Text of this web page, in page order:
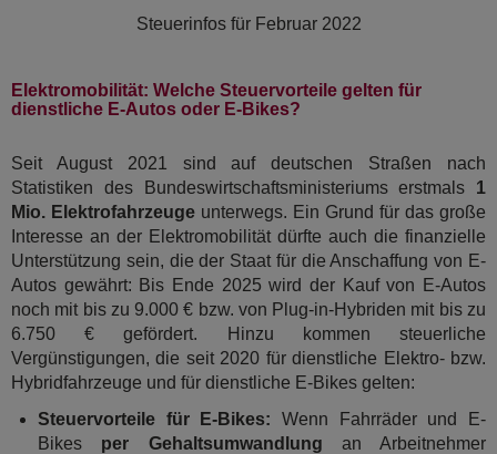
Steuerinfos für Februar 2022
Elektromobilität: Welche Steuervorteile gelten für
dienstliche E-Autos oder E-Bikes?
Seit August 2021 sind auf deutschen Straßen nach
Statistiken des Bundeswirtschaftsministeriums erstmals 1
Mio. Elektrofahrzeuge unterwegs. Ein Grund für das große
Interesse an der Elektromobilität dürfte auch die finanzielle
Unterstützung sein, die der Staat für die Anschaffung von E-
Autos gewährt: Bis Ende 2025 wird der Kauf von E-Autos
noch mit bis zu 9.000 € bzw. von Plug-in-Hybriden mit bis zu
6.750 € gefördert. Hinzu kommen steuerliche
Vergünstigungen, die seit 2020 für dienstliche Elektro- bzw.
Hybridfahrzeuge und für dienstliche E-Bikes gelten:
Steuervorteile für E-Bikes: Wenn Fahrräder und E-
Bikes per Gehaltsumwandlung an Arbeitnehmer